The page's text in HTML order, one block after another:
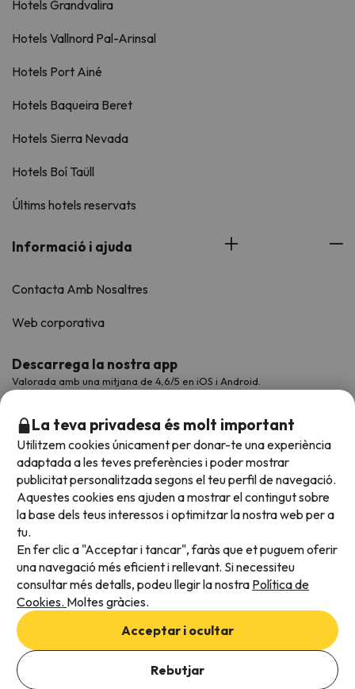
Afegeix les dates per comprovar la disponibilitat
Hotels Grandvalira
Hotels Vallnord Pal-Arinsal
Hotels Port Ainé
Hotels Baqueira Beret
Hotels Sierra Nevada
Hotels Boí Taüll
Últims hotels reservats
Informació i ajuda
Contacta Amb Nosaltres
Web corporativa
Descarrega la nostra app
Valorada amb una mitjana de 4,6/5 en iOS i Android.
Acceptem
Condicions generals
Privadesa de dades
Política de cookies
La teva privadesa és molt important
Utilitzem cookies únicament per donar-te una experiència
adaptada a les teves preferències i poder mostrar
publicitat personalitzada segons el teu perfil de navegació.
Aquestes cookies ens ajuden a mostrar el contingut sobre
la base dels teus interessos i optimitzar la nostra web per a
tu.
En fer clic a "Acceptar i tancar", faràs que et puguem oferir
una navegació més eficient i rellevant. Si necessiteu
consultar més detalls, podeu llegir la nostra Política de
Cookies. Moltes gràcies.
Acceptar i ocultar
Rebutjar